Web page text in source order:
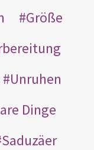
Größe
Unruhen
Dinge
Saduzäer